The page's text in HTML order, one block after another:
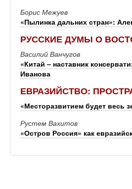
Борис Межуев
«Пылинка дальних стран»:
РУССКИЕ ДУМЫ О
Василий Ванчугов
«Китай – наставник
Иванова
ЕВРАЗИЙСТВО:
«Месторазвитием будет весь
Рустем Вахитов
«Остров Россия» как